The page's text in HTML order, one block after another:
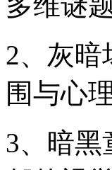
2、灰暗
围与心
3、暗黑